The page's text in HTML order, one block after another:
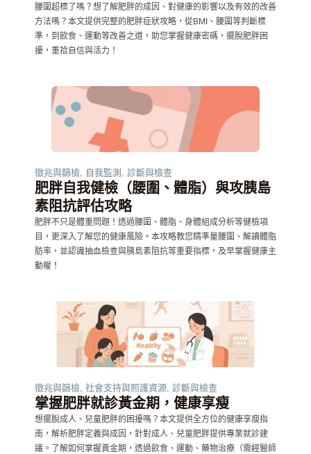
腰圍超標了嗎？想了解肥胖的成因、對健康的影響以及有效的改善
方法嗎？本文提供完整的肥胖症狀攻略，從BMI、腰圍等判斷標
準，到飲食、運動等改善之道，助您掌握健康密碼，擺脫肥胖困
擾，重拾自信與活力！
徵兆與篩檢 自我監測 診斷與檢查
肥胖自我健檢（腰圍、體脂）與攻胰島
素阻抗評估攻略
肥胖不只是體重問題！透過腰圍、體脂、身體組成分析等健檢項
目，更深入了解您的健康風險。本攻略教您精準量腰圍、解讀體脂
肪率，並認識抽血檢查與胰島素阻抗等重要指標，及早掌握健康主
動權！
徵兆與篩檢 社會支持與照護資源 診斷與檢查
掌握肥胖就診黃金期，健康享瘦
想擺脫成人、兒童肥胖的困擾嗎？本文提供全方位的健康享瘦指
南，解析肥胖定義與成因，針對成人、兒童肥胖提供專業就診建
議。了解如何掌握黃金期，透過飲食、運動、藥物治療（需經醫師